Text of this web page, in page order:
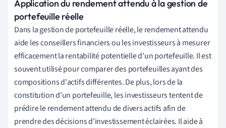
Application du rendement attendu à la gestion de
portefeuille réelle
Dans la gestion de portefeuille réelle, le rendement attendu
aide les conseillers financiers ou les investisseurs à mesurer
efficacement la rentabilité potentielle d'un portefeuille. Il est
souvent utilisé pour comparer des portefeuilles ayant des
compositions d'actifs différentes. De plus, lors de la
constitution d'un portefeuille, les investisseurs tentent de
prédire le rendement attendu de divers actifs afin de
prendre des décisions d'investissement éclairées. Il aide à